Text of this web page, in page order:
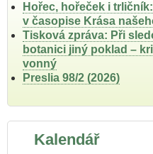
Hořec, hořeček i
v časopise Krása
Tisková zpráva: Při
botanici jiný poklad –
vonný
Preslia 98/2 (2026)
Kalendář